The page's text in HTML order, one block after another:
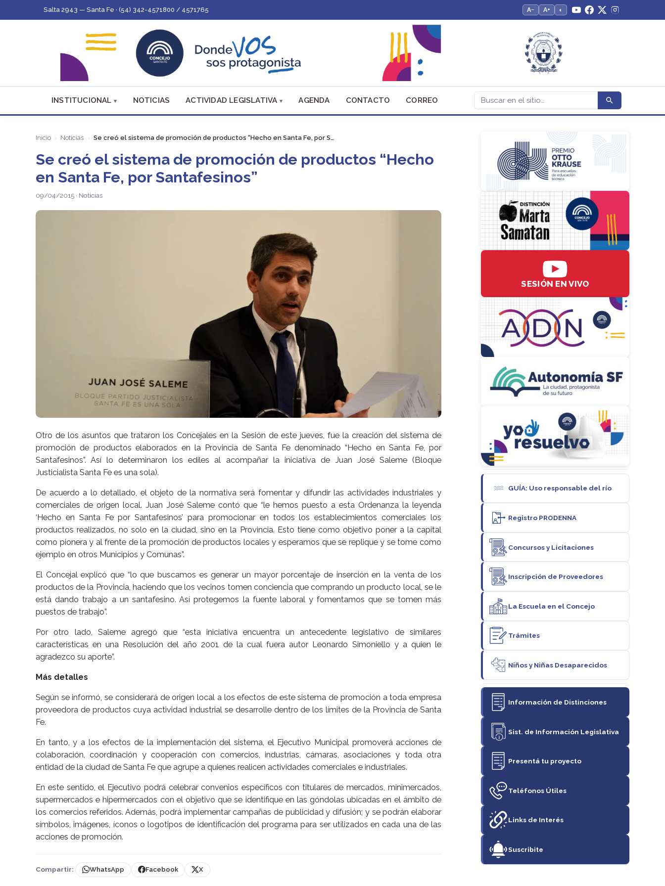
Salta 2943 — Santa Fe · (54) 342-4571800 / 4571765 A− A+ ◐
INSTITUCIONAL NOTICIAS ACTIVIDAD LEGISLATIVA AGENDA CONTACTO CORREO
Inicio Noticias Se creó el sistema de promoción de productos “Hecho en Santa Fe, por S…
Se creó el sistema de promoción de productos “Hecho
en Santa Fe, por Santafesinos”
09/04/2015 · Noticias
Otro de los asuntos que trataron los Concejales en la Sesión de este jueves, fue la creación del sistema de
promoción de productos elaborados en la Provincia de Santa Fe denominado “Hecho en Santa Fe, por
Santafesinos”. Así lo determinaron los ediles al acompañar la iniciativa de Juan José Saleme (Bloque
Justicialista Santa Fe es una sola).
De acuerdo a lo detallado, el objeto de la normativa será fomentar y difundir las actividades industriales y
comerciales de origen local. Juan José Saleme contó que “le hemos puesto a esta Ordenanza la leyenda
‘Hecho en Santa Fe por Santafesinos’ para promocionar en todos los establecimientos comerciales los
productos realizados, no solo en la ciudad, sino en la Provincia. Esto tiene como objetivo poner a la capital
como pionera y al frente de la promoción de productos locales y esperamos que se replique y se tome como
ejemplo en otros Municipios y Comunas”.
El Concejal explicó que “lo que buscamos es generar un mayor porcentaje de inserción en la venta de los
productos de la Provincia, haciendo que los vecinos tomen conciencia que comprando un producto local, se le
está dando trabajo a un santafesino. Así protegemos la fuente laboral y fomentamos que se tomen más
puestos de trabajo”.
Por otro lado, Saleme agregó que “esta iniciativa encuentra un antecedente legislativo de similares
características en una Resolución del año 2001 de la cual fuera autor Leonardo Simoniello y a quien le
agradezco su aporte”.
Más detalles
Según se informó, se considerará de origen local a los efectos de este sistema de promoción a toda empresa
proveedora de productos cuya actividad industrial se desarrolle dentro de los límites de la Provincia de Santa
Fe.
En tanto, y a los efectos de la implementación del sistema, el Ejecutivo Municipal promoverá acciones de
colaboración, coordinación y cooperación con comercios, industrias, cámaras, asociaciones y toda otra
entidad de la ciudad de Santa Fe que agrupe a quienes realicen actividades comerciales e industriales.
En este sentido, el Ejecutivo podrá celebrar convenios específicos con titulares de mercados, minimercados,
supermercados e hipermercados con el objetivo que se identifique en las góndolas ubicadas en el ámbito de
los comercios referidos. Además, podrá implementar campañas de publicidad y difusión; y se podrán elaborar
símbolos, imágenes, íconos o logotipos de identificación del programa para ser utilizados en cada una de las
acciones de promoción.
Compartir: WhatsApp Facebook X
SESIÓN EN VIVO
GUÍA: Uso responsable del río
Registro PRODENNA
Concursos y Licitaciones
Inscripción de Proveedores
La Escuela en el Concejo
Trámites
Niños y Niñas Desaparecidos
Información de Distinciones
Sist. de Información Legislativa
Presentá tu proyecto
Teléfonos Útiles
Links de Interés
Suscribite